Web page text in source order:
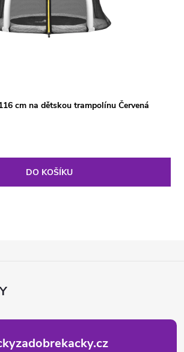
cm na dětskou trampolínu Červená
DO KOŠÍKU